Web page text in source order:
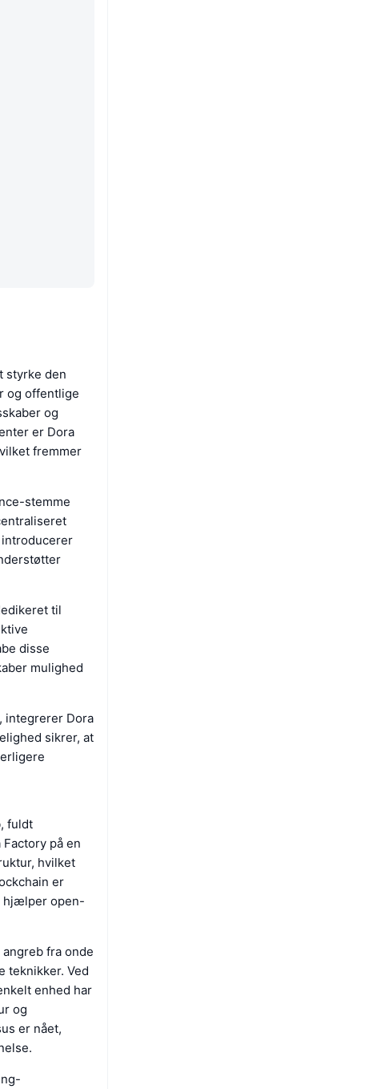
styrke den
og offentlige
og
er Dora
fremmer
stemme
til
disse
mulighed
integrerer Dora
sikrer, at
fuldt
på en
hvilket
er
hjælper open-
fra onde
teknikker. Ved
enhed har
og
er nået,